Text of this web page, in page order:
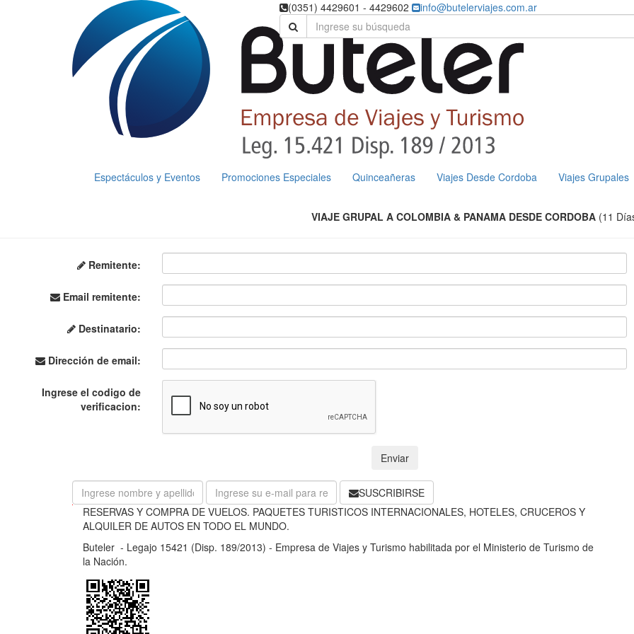
(0351) 4429601 - 4429602 info@butelerviajes.com.ar
Espectáculos y Eventos Promociones Especiales Quinceañeras Viajes Desde Cordoba Viajes Grupales
VIAJE GRUPAL A COLOMBIA & PANAMA DESDE CORDOBA(11
Remitente:
Email remitente:
Destinatario:
Dirección de email:
Ingrese el codigo de
verificacion:
Enviar
SUSCRIBIRSE
RESERVAS Y COMPRA DE VUELOS. PAQUETES TURISTICOS INTERNACIONALES, HOTELES, CRUCEROS Y
ALQUILER DE AUTOS EN TODO EL MUNDO.
Buteler - Legajo 15421 (Disp. 189/2013) - Empresa de Viajes y Turismo habilitada por el Ministerio de Turismo de
la Nación.